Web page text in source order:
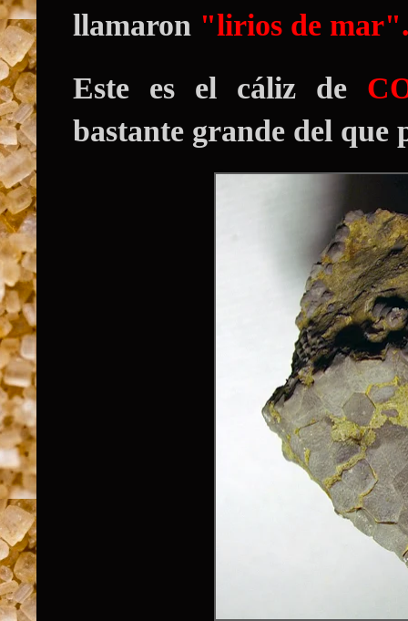
llamaron "lirios de
Este es el cáliz de
bastante grande del